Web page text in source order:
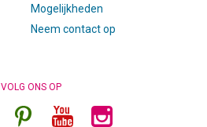
Mogelijkheden
Neem contact op
VOLG ONS OP